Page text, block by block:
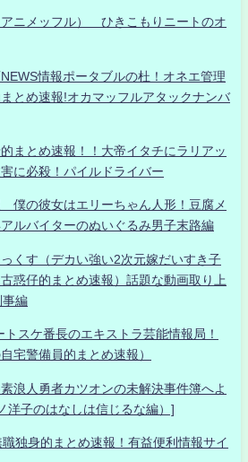
ニメッフル） ひきこもりニートのオ
情報ポータブルの杜！オネエ管理
とめ速報!オカマッフルアタックナンバ
まとめ速報！！大帝イタチにラリアッ
に必殺！パイルドライバー
僕の彼女はエリーちゃん人形！豆腐メ
ルバイターのぬいぐるみ男子末路編
くす（デカい強い2次元嫁だいすき子
惑仔的まとめ速報）話題な動画取り上
事編
スケ番長のエキストラ芸能情報局！
宅警備員的まとめ速報）
浪人勇者カツオンの未解決事件簿へよ
洋子のはなしは信じるな編）]
身的まとめ速報！有益便利情報サイ